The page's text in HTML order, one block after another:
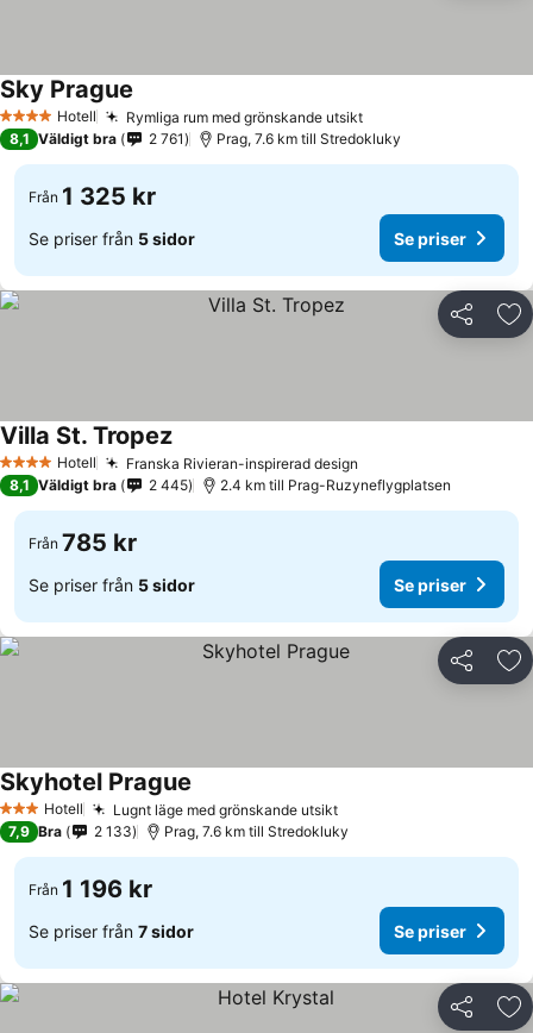
4 StjärnorHotell Rymliga rum med grönskande utsikt
Sky Prague
8,1 Väldigt bra 2 761 Prag, 7.6 km till Stredokluky
Från 1 325 kr
Se priser från 5 sidor Se priser
Dela
4 StjärnorHotell Franska Rivieran-inspirerad design
Villa St. Tropez
8,1 Väldigt bra 2 445 2.4 km till Prag-Ruzyneflygplatsen
Från 785 kr
Se priser från 5 sidor Se priser
Dela
3 StjärnorHotell Lugnt läge med grönskande utsikt
Skyhotel Prague
7,9 Bra 2 133 Prag, 7.6 km till Stredokluky
Från 1 196 kr
Se priser från 7 sidor Se priser
Dela